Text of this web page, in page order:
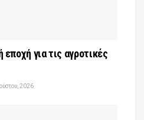
για τις αγροτικές
2026